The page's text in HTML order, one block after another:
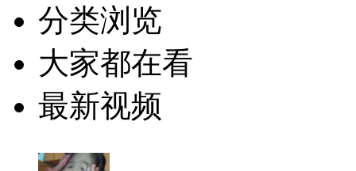
分类浏览
大家都在看
最新视频